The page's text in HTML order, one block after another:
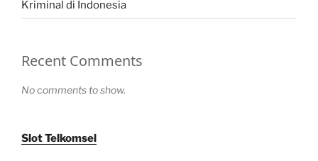
Kriminal di Indonesia
Recent Comments
No comments to show.
Slot Telkomsel